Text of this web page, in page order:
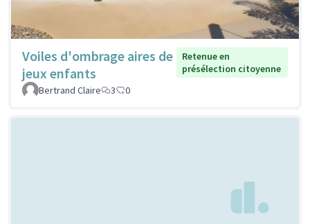
Voiles d'ombrage aires de
jeux enfants
Retenue en
présélection citoyenne
Bertrand Claire
3 0